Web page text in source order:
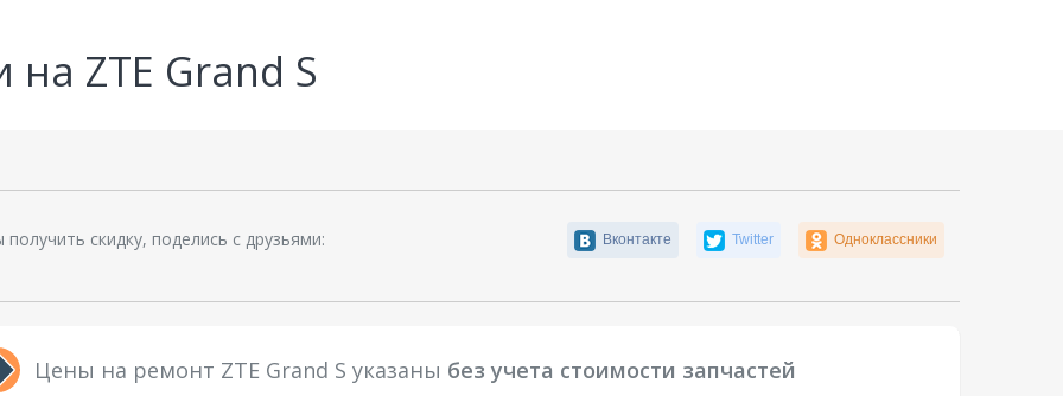
ZTE Grand S
скидку, поделись с друзьями: Вконтакте Twitter Одноклассники
Цены на ремонт ZTE Grand S указаны без учета стоимости запчастей